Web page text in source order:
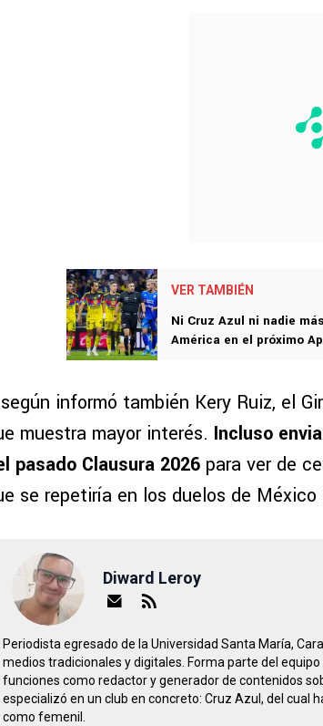
VER TAMBIÉN
Ni Cruz Azul ni nadie
América en el próximo
informó también Kery Ruiz, el
muestra mayor interés. Incluso
pasado Clausura 2026 para ver de
se repetiría en los duelos de
Diward Leroy
Periodista egresado de la Universidad Santa María,
medios tradicionales y digitales. Forma parte del
funciones como redactor y generador de contenidos
especializó en un club en concreto: Cruz Azul, del cual
como femenil.